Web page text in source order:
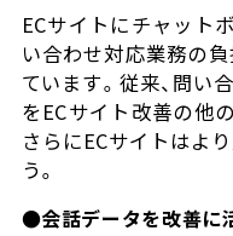
ECサイトにチャット
い合わせ対応業務の
ています。従来、問い
をECサイト改善の他
さらにECサイトはよ
う。
●会話データを改善に